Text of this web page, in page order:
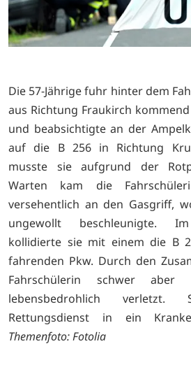
Die 57-Jährige fuhr hinter dem
aus Richtung Fraukirch
und beabsichtigte an der
auf die B 256 in Richtung
musste sie aufgrund der
Warten kam die
versehentlich an den Gasgriff,
ungewollt beschleunigte. Im
kollidierte sie mit einem die B
fahrenden Pkw. Durch den
Fahrschülerin schwer aber
lebensbedrohlich
Rettungsdienst in ein
Themenfoto: Fotolia